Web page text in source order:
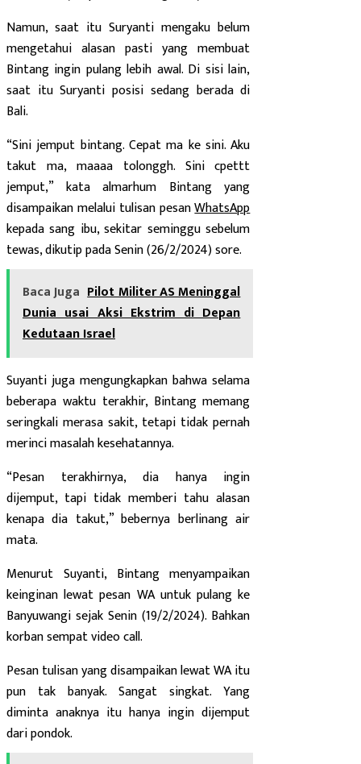
Namun, saat itu Suryanti mengaku belum
mengetahui alasan pasti yang membuat
Bintang ingin pulang lebih awal. Di sisi lain,
saat itu Suryanti posisi sedang berada di
Bali.
“Sini jemput bintang. Cepat ma ke sini. Aku
takut ma, maaaa tolonggh. Sini cpettt
jemput,” kata almarhum Bintang yang
disampaikan melalui tulisan pesanWhatsApp
kepada sang ibu, sekitar seminggu sebelum
tewas, dikutip pada Senin (26/2/2024) sore.
Baca Juga Pilot Militer AS Meninggal
Dunia usai Aksi Ekstrim di Depan
Kedutaan Israel
Suyanti juga mengungkapkan bahwa selama
beberapa waktu terakhir, Bintang memang
seringkali merasa sakit, tetapi tidak pernah
merinci masalah kesehatannya.
“Pesan terakhirnya, dia hanya ingin
dijemput, tapi tidak memberi tahu alasan
kenapa dia takut,” bebernya berlinang air
mata.
Menurut Suyanti, Bintang menyampaikan
keinginan lewat pesan WA untuk pulang ke
Banyuwangi sejak Senin (19/2/2024). Bahkan
korban sempat video call.
Pesan tulisan yang disampaikan lewat WA itu
pun tak banyak. Sangat singkat. Yang
diminta anaknya itu hanya ingin dijemput
dari pondok.